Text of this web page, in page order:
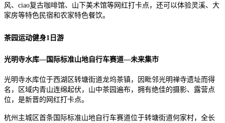
风、ciao复古咖啡馆、山下美术馆等网红打卡点，还可以体验灵溪、大
家房等特色民宿和农家特色餐饮。
茶园运动健身1日游
光明寺水库—国际标准山地自行车赛道—未来集市
光明寺水库位于西湖区转塘街道龙坞茶镇，因毗邻光明禅寺遗址而得
名，区域内青山连绵起伏，山中茶园遍布，拥有绝佳的摄影、露营点
位，是新晋的网红打卡点。
杭州主城区首条国际标准山地自行车赛道位于转塘街道何家村，全长